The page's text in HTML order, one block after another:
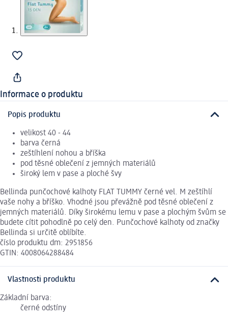
Informace o produktu
Popis produktu
velikost 40 - 44
barva černá
zeštíhlení nohou a bříška
pod těsné oblečení z jemných materiálů
široký lem v pase a ploché švy
Bellinda punčochové kalhoty FLAT TUMMY černé vel. M zeštíhlí
vaše nohy a bříško. Vhodné jsou převážně pod těsné oblečení z
jemných materiálů. Díky širokému lemu v pase a plochým švům se
budete cítit pohodlně po celý den. Punčochové kalhoty od značky
Bellinda si určitě oblíbíte.
číslo produktu dm: 2951856
GTIN: 4008064288484
Vlastnosti produktu
Základní barva:
černé odstíny